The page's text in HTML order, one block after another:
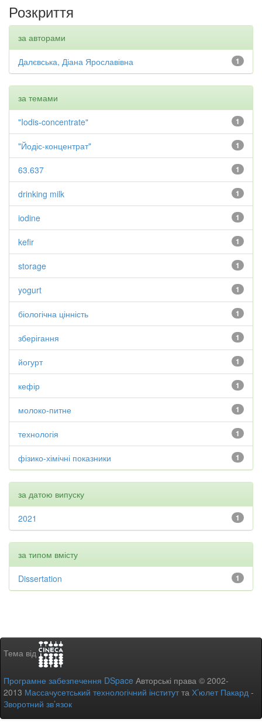
Розкриття
за авторами
1
Далєвська, Діана Ярославівна
за темами
1
"Iodis-concentrate"
1
"Йодіс-концентрат"
1
63.637
1
drinking milk
1
iodine
1
kefir
1
storage
1
yogurt
1
біологічна цінність
1
зберігання
1
йогурт
1
кефір
1
молоко-питне
1
технологія
1
фізико-хімічні показники
за датою випуску
1
2021
за типом вмісту
1
Dissertation
Тема від
Програмне забезпечення DSpace Авторські права © 2002-
2013 Массачусетський технологічний інститутта Х’юлет Пакард -
Зворотний зв’язок